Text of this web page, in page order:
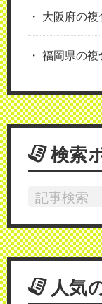
大阪府の複
福岡県の複
検索
人気